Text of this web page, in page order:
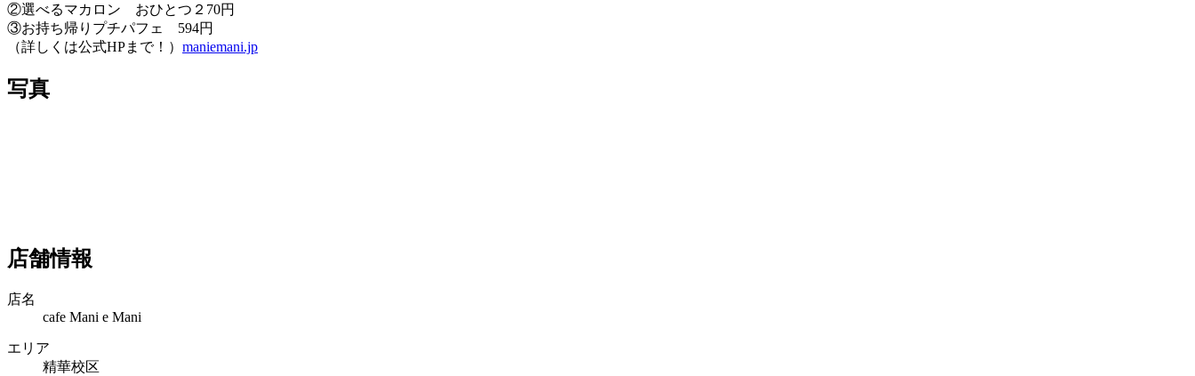
②選べるマカロン おひとつ２70円
③お持ち帰りプチパフェ 594円
（詳しくは公式HPまで！） maniemani.jp
写真
店舗情報
店名
cafe Mani e Mani
エリア
精華校区